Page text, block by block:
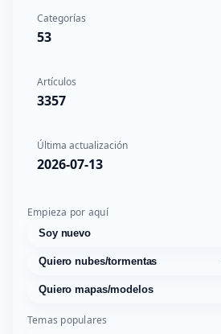
Categorías
53
Artículos
3357
Última actualización
2026-07-13
Empieza por aquí
Soy nuevo
Quiero nubes/tormentas
Quiero mapas/modelos
Temas populares